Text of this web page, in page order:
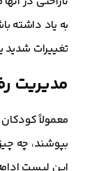
به یاد داشته
تغییرات شدید
مدیریت
معمولاً
بپوشند، چه